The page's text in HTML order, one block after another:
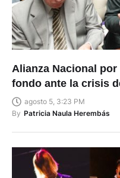
Alianza Nacional
fondo ante la crisis
agosto 5, 3:23 PM
By Patricia Naula Herembás